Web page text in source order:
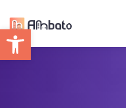
Abrir barra